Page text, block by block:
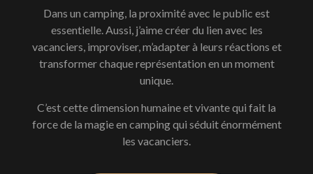
Dans un camping, la proximité avec le public est
essentielle. Aussi, j’aime créer du lien avec les
vacanciers, improviser, m’adapter à leurs réactions et
transformer chaque représentation en un moment
unique.
C’est cette dimension humaine et vivante qui fait la
force de la magie en camping qui séduit énormément
les vacanciers.